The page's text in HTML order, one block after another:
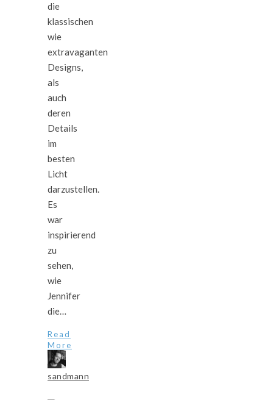
die
klassischen
wie
extravaganten
Designs,
als
auch
deren
Details
im
besten
Licht
darzustellen.
Es
war
inspirierend
zu
sehen,
wie
Jennifer
die…
Read
More
sandmann